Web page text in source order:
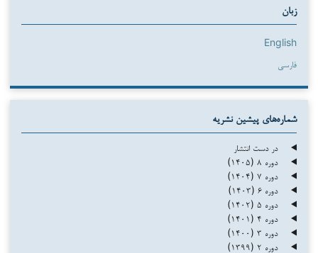
زبان
English
فارسی
شماره‌های پیشین نشریه
در دست انتشار
دوره ۸ (۱۴۰۵)
دوره ۷ (۱۴۰۴)
دوره ۶ (۱۴۰۳)
دوره ۵ (۱۴۰۲)
دوره ۴ (۱۴۰۱)
دوره ۳ (۱۴۰۰)
دوره ۲ (۱۳۹۹)